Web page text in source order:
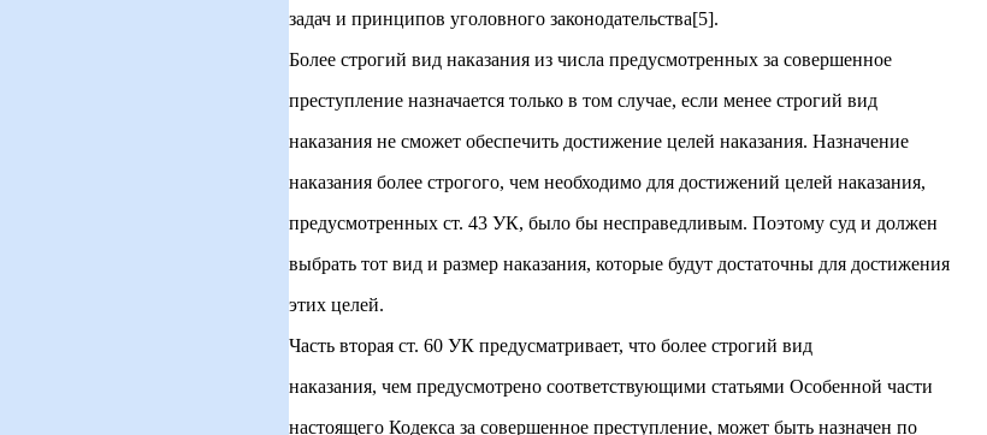
задач и принципов уголовного законодательства[5].
Более строгий вид наказания из числа предусмотренных за совершенное
преступление назначается только в том случае, если менее строгий вид
наказания не сможет обеспечить достижение целей наказания. Назначение
наказания более строгого, чем необходимо для достижений целей наказания,
предусмотренных ст. 43 УК, было бы несправедливым. Поэтому суд и должен
выбрать тот вид и размер наказания, которые будут достаточны для достижения
этих целей.
Часть вторая ст. 60 УК предусматривает, что более строгий вид
наказания, чем предусмотрено соответствующими статьями Особенной части
настоящего Кодекса за совершенное преступление, может быть назначен по